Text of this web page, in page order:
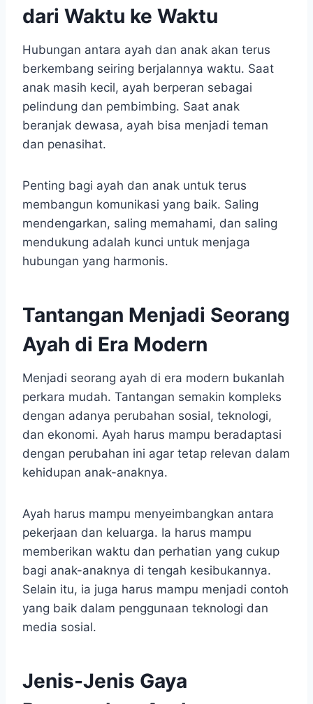
dari Waktu ke Waktu
Hubungan antara ayah dan anak akan terus
berkembang seiring berjalannya waktu. Saat
anak masih kecil, ayah berperan sebagai
pelindung dan pembimbing. Saat anak
beranjak dewasa, ayah bisa menjadi teman
dan penasihat.
Penting bagi ayah dan anak untuk terus
membangun komunikasi yang baik. Saling
mendengarkan, saling memahami, dan saling
mendukung adalah kunci untuk menjaga
hubungan yang harmonis.
Tantangan Menjadi Seorang
Ayah di Era Modern
Menjadi seorang ayah di era modern bukanlah
perkara mudah. Tantangan semakin kompleks
dengan adanya perubahan sosial, teknologi,
dan ekonomi. Ayah harus mampu beradaptasi
dengan perubahan ini agar tetap relevan dalam
kehidupan anak-anaknya.
Ayah harus mampu menyeimbangkan antara
pekerjaan dan keluarga. Ia harus mampu
memberikan waktu dan perhatian yang cukup
bagi anak-anaknya di tengah kesibukannya.
Selain itu, ia juga harus mampu menjadi contoh
yang baik dalam penggunaan teknologi dan
media sosial.
Jenis-Jenis Gaya